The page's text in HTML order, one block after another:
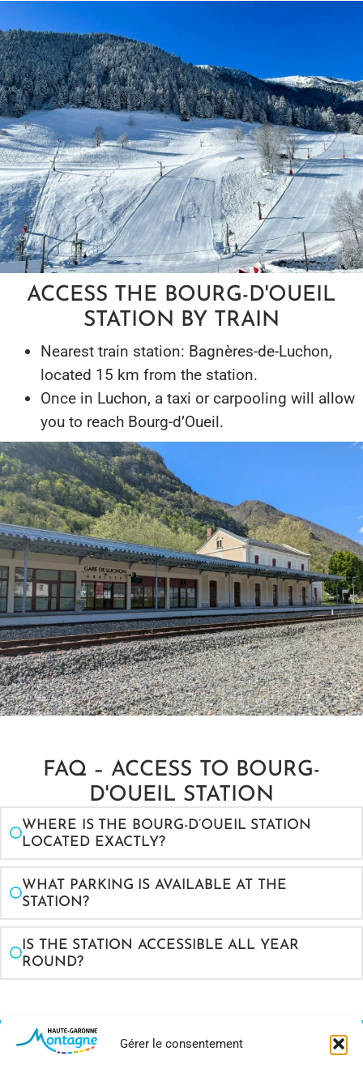
Gérer le consentement
ACCESS THE BOURG-D'OUEIL
STATION BY TRAIN
Nearest train station: Bagnères-de-Luchon,
located 15 km from the station.
Once in Luchon, a taxi or carpooling will allow
you to reach Bourg-d’Oueil.
FAQ – ACCESS TO BOURG-
D'OUEIL STATION
WHERE IS THE BOURG-D’OUEIL STATION
LOCATED EXACTLY?
WHAT PARKING IS AVAILABLE AT THE
STATION?
IS THE STATION ACCESSIBLE ALL YEAR
ROUND?